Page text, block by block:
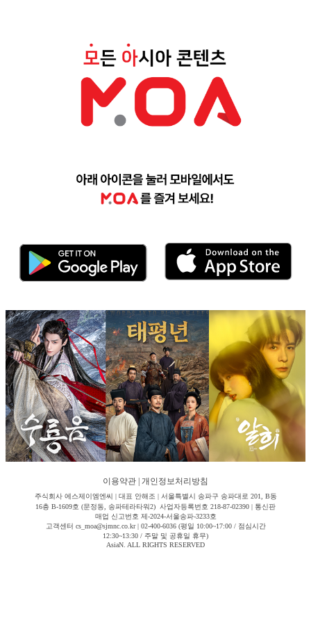
이용약관 개인정보처리방침
주식회사 에스제이엠엔씨 | 대표 안해조 | 서울특별시 송파구 송파대로 201, B동
16층 B-1609호 (문정동, 송파테라타워2) 사업자등록번호 218-87-02390 | 통신판
매업 신고번호 제-2024-서울송파-3233호
고객센터 cs_moa@sjmnc.co.kr | 02-400-6036 (평일 10:00~17:00 / 점심시간
12:30~13:30 / 주말 및 공휴일 휴무)
AsiaN. ALL RIGHTS RESERVED